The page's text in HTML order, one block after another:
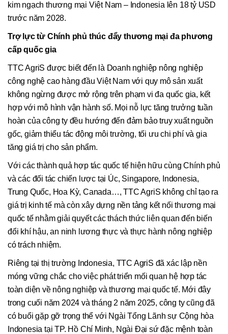
kim ngạch thương mại Việt Nam – Indonesia lên 18 tỷ USD
trước năm 2028.
Trợ lực từ Chính phủ thúc đẩy thương mại đa phương
cấp quốc gia
TTC AgriS được biết đến là Doanh nghiệp nông nghiệp
công nghệ cao hàng đầu Việt Nam với quy mô sản xuất
không ngừng được mở rộng trên phạm vi đa quốc gia, kết
hợp với mô hình vận hành số. Mọi nỗ lực tăng trưởng tuần
hoàn của công ty đều hướng đến đảm bảo truy xuất nguồn
gốc, giảm thiểu tác động môi trường, tối ưu chi phí và gia
tăng giá trị cho sản phẩm.
Với các thành quả hợp tác quốc tế hiện hữu cùng Chính phủ
và các đối tác chiến lược tại Úc, Singapore, Indonesia,
Trung Quốc, Hoa Kỳ, Canada…, TTC AgriS không chỉ tạo ra
giá trị kinh tế mà còn xây dựng nền tảng kết nối thương mại
quốc tế nhằm giải quyết các thách thức liên quan đến biến
đổi khí hậu, an ninh lương thực và thực hành nông nghiệp
có trách nhiệm.
Riêng tại thị trường Indonesia, TTC AgriS đã xác lập nền
móng vững chắc cho việc phát triển mối quan hệ hợp tác
toàn diện về nông nghiệp và thương mại quốc tế. Mới đây
trong cuối năm 2024 và tháng 2 năm 2025, công ty cũng đã
có buổi gặp gỡ trọng thể với Ngài Tổng Lãnh sự Cộng hòa
Indonesia tại TP. Hồ Chí Minh, Ngài Đại sứ đặc mệnh toàn